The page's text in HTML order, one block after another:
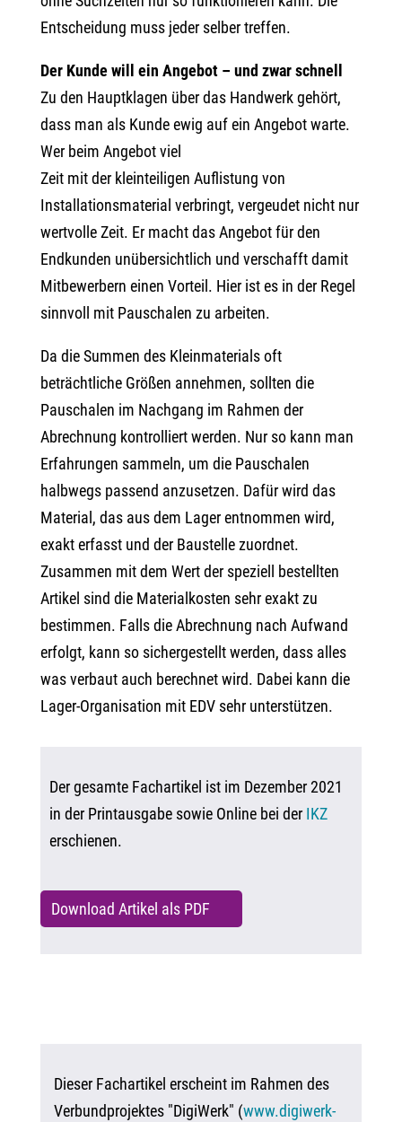
Entscheidung muss jeder selber treffen.
Der Kunde will ein Angebot – und zwar schnell
Zu den Hauptklagen über das Handwerk gehört,
dass man als Kunde ewig auf ein Angebot warte.
Wer beim Angebot viel
Zeit mit der kleinteiligen Auflistung von
Installationsmaterial verbringt, vergeudet nicht nur
wertvolle Zeit. Er macht das Angebot für den
Endkunden unübersichtlich und verschafft damit
Mitbewerbern einen Vorteil. Hier ist es in der Regel
sinnvoll mit Pauschalen zu arbeiten.
Da die Summen des Kleinmaterials oft
beträchtliche Größen annehmen, sollten die
Pauschalen im Nachgang im Rahmen der
Abrechnung kontrolliert werden. Nur so kann man
Erfahrungen sammeln, um die Pauschalen
halbwegs passend anzusetzen. Dafür wird das
Material, das aus dem Lager entnommen wird,
exakt erfasst und der Baustelle zuordnet.
Zusammen mit dem Wert der speziell bestellten
Artikel sind die Materialkosten sehr exakt zu
bestimmen. Falls die Abrechnung nach Aufwand
erfolgt, kann so sichergestellt werden, dass alles
was verbaut auch berechnet wird. Dabei kann die
Lager-Organisation mit EDV sehr unterstützen.
Der gesamte Fachartikel ist im Dezember 2021
in der Printausgabe sowie Online bei der IKZ
erschienen.
Download Artikel als PDF
Dieser Fachartikel erscheint im Rahmen des
Verbundprojektes "DigiWerk" (www.digiwerk-